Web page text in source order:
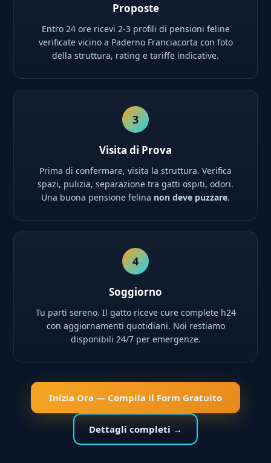
Proposte
Entro 24 ore ricevi 2-3 profili di pensioni feline
verificate vicino a Paderno Franciacorta con foto
della struttura, rating e tariffe indicative.
3
Visita di Prova
Prima di confermare, visita la struttura. Verifica
spazi, pulizia, separazione tra gatti ospiti, odori.
Una buona pensione felina non deve puzzare.
4
Soggiorno
Tu parti sereno. Il gatto riceve cure complete h24
con aggiornamenti quotidiani. Noi restiamo
disponibili 24/7 per emergenze.
Inizia Ora — Compila il Form Gratuito
Dettagli completi →